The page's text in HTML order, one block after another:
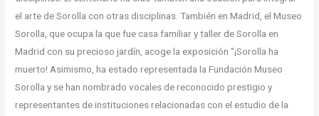
el arte de Sorolla con otras disciplinas. También en Madrid, el Museo
Sorolla, que ocupa la que fue casa familiar y taller de Sorolla en
Madrid con su precioso jardín, acoge la exposición “¡Sorolla ha
muerto! Asimismo, ha estado representada la Fundación Museo
Sorolla y se han nombrado vocales de reconocido prestigio y
representantes de instituciones relacionadas con el estudio de la